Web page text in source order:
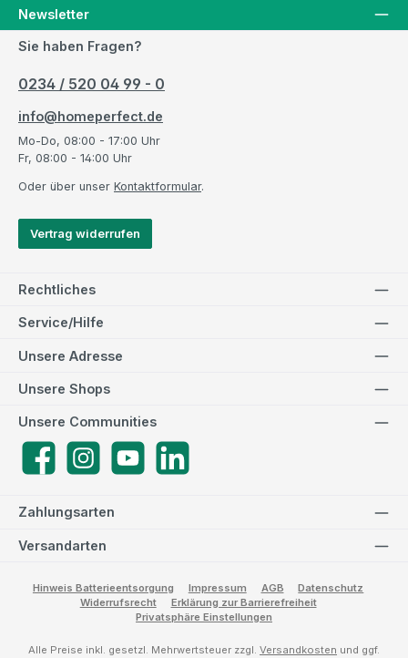
Newsletter
Sie haben Fragen?
0234 / 520 04 99 - 0
info@homeperfect.de
Mo-Do, 08:00 - 17:00 Uhr
Fr, 08:00 - 14:00 Uhr
Oder über unser Kontaktformular.
Vertrag widerrufen
Rechtliches
Service/Hilfe
Zahlungsarten
Versandarten
Unsere Adresse
Unsere Communities
FacebookInstagramYouTube
Unsere Shops
Hinweis Batterieentsorgung Impressum AGB
Datenschutz
Widerrufsrecht
Erklärung zur Barrierefreiheit
Privatsphäre Einstellungen
Alle Preise inkl. gesetzl. Mehrwertsteuer zzgl. Versandkosten und ggf.